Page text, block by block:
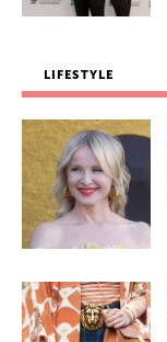
LIFESTYLE